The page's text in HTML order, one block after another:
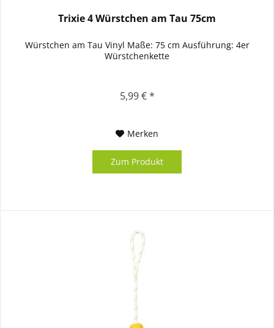
Trixie 4 Würstchen am Tau 75cm
Würstchen am Tau Vinyl Maße: 75 cm Ausführung: 4er
Würstchenkette
5,99 € *
Merken
Zum Produkt